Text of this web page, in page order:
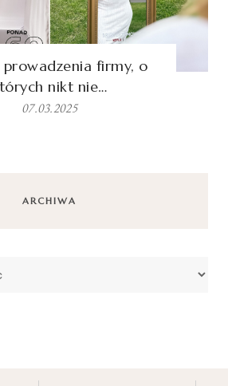
prowadzenia firmy, o
nikt nie…
07.03.2025
ARCHIWA